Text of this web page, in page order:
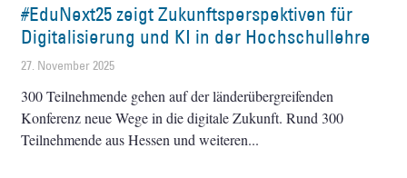
#EduNext25 zeigt Zukunftsperspektiven für
Digitalisierung und KI in der Hochschullehre
27. November 2025
300 Teilnehmende gehen auf der länderübergreifenden
Konferenz neue Wege in die digitale Zukunft. Rund 300
Teilnehmende aus Hessen und weiteren